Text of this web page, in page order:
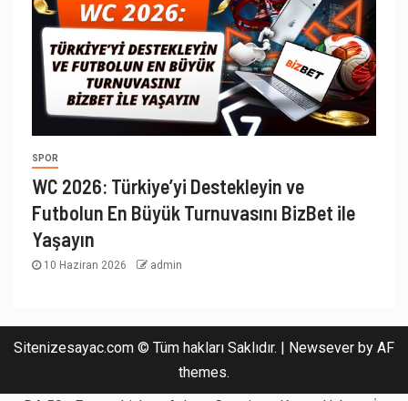
SPOR
WC 2026: Türkiye’yi Destekleyin ve
Futbolun En Büyük Turnuvasını BizBet ile
Yaşayın
10 Haziran 2026 admin
Sitenizesayac.com © Tüm hakları Saklıdır. Newsever by AF
themes.